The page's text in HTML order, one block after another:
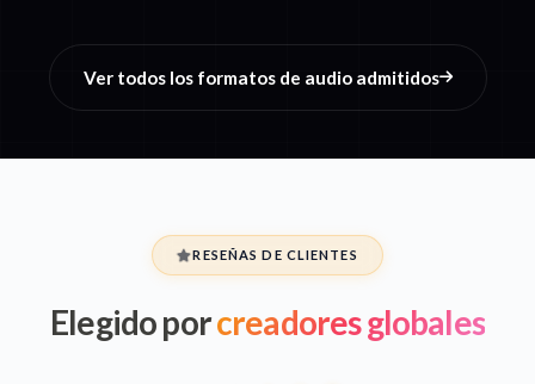
Ver todos los formatos de audio admitidos
RESEÑAS DE CLIENTES
Elegido porcreadores globales